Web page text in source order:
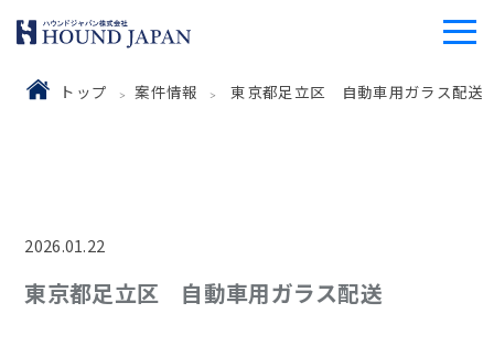
トップ 案件情報 東京都足立区 自動車用ガラス配送
2026.01.22
東京都足立区 自動車用ガラス配送